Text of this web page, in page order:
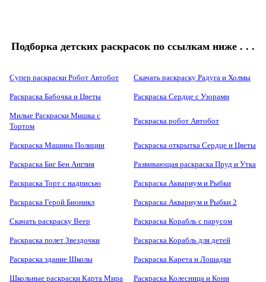
Подборка детских раскрасок по ссылкам ниже . . .
Супер раскраски Робот Автобот Скачать раскраску Радуга и Холмы
Раскраска Бабочка и Цветы Раскраска Сердце с Узорами
Милые Раскраски Мишка с
Тортом
Раскраска робот Автобот
Раскраска Машина Полиции Раскраска открытка Сердце и Цветы
Раскраска Биг Бен Англия Развивающая раскраска Пруд и Утка
Раскраска Торт с надписью Раскраска Аквариум и Рыбки
Раскраска Герой Бионикл Раскраска Аквариум и Рыбки 2
Скачать раскраску Веер Раскраска Корабль с парусом
Раскраска полет Звездочки Раскраска Корабль для детей
Раскраска здание Школы Раскраска Карета и Лошадки
Школьные раскраски Карта Мира Раскраска Колесница и Кони